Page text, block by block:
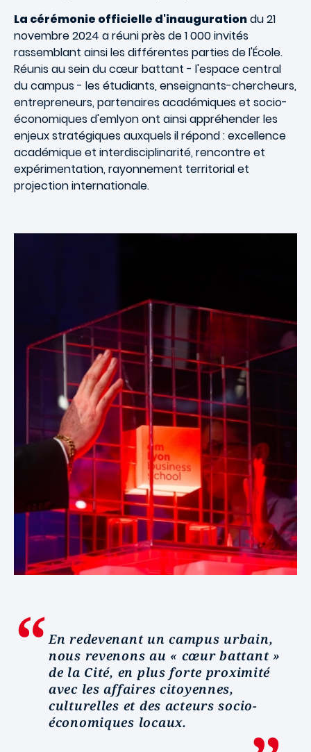
La cérémonie officielle d'inaugurationdu 21
novembre 2024 a réuni près de 1 000 invités
rassemblant ainsi les différentes parties de l'École.
Réunis au sein du cœur battant - l'espace central
du campus - les étudiants, enseignants-chercheurs,
entrepreneurs, partenaires académiques et socio-
économiques d'emlyon ont ainsi appréhender les
enjeux stratégiques auxquels il répond : excellence
académique et interdisciplinarité, rencontre et
expérimentation, rayonnement territorial et
projection internationale.
En redevenant un campus urbain,
nous revenons au « cœur battant »
de la Cité, en plus forte proximité
avec les affaires citoyennes,
culturelles et des acteurs socio-
économiques locaux.